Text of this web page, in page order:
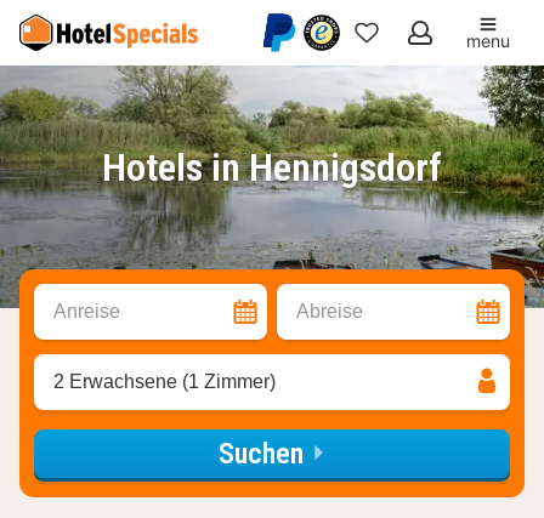
Meine
Favoriten
menu
Hotels in Hennigsdorf
Anreise Abreise
2 Erwachsene (1 Zimmer)
Suchen